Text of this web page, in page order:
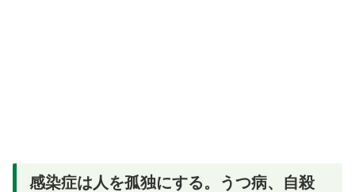
感染症は人を孤独にする。うつ病、自殺